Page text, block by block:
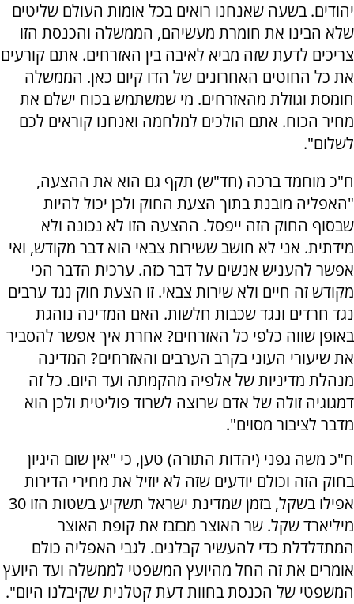
יהודים. בשעה שאנחנו רואים בכל אומות העולם שליטים
שלא הבינו את חומרת מעשיהם, הממשלה והכנסת הזו
צריכים לדעת שזה מביא לאיבה בין האזרחים. אתם קורעים
את כל החוטים האחרונים של הדו קיום כאן. הממשלה
חומסת וגוזלת מהאזרחים. מי שמשתמש בכוח ישלם את
מחיר הכוח. אתם הולכים למלחמה ואנחנו קוראים לכם
לשלום".
ח"כ מוחמד ברכה (חד"ש) תקף גם הוא את ההצעה,
"האפליה מובנת בתוך הצעת החוק ולכן יכול להיות
שבסוף החוק הזה ייפסל. ההצעה הזו לא נכונה ולא
מידתית. אני לא חושב ששירות צבאי הוא דבר מקודש, ואי
אפשר להעניש אנשים על דבר כזה. ערכית הדבר הכי
מקודש זה חיים ולא שירות צבאי. זו הצעת חוק נגד ערבים
נגד חרדים ונגד שכבות חלשות. האם המדינה נוהגת
באופן שווה כלפי כל האזרחים? אחרת איך אפשר להסביר
את שיעורי העוני בקרב הערבים והאזרחים? המדינה
מנהלת מדיניות של אלפיה מהקמתה ועד היום. כל זה
דמגוגיה זולה של אדם שרוצה לשרוד פוליטית ולכן הוא
מדבר לציבור מסוים".
ח"כ משה גפני (יהדות התורה) טען, כי "אין שום היגיון
בחוק הזה וכולם יודעים שזה לא יוזיל את מחירי הדירות
אפילו בשקל, בזמן שמדינת ישראל תשקיע בשטות הזו 30
מיליארד שקל. שר האוצר מבזבז את קופת האוצר
המתדלדלת כדי להעשיר קבלנים. לגבי האפליה כולם
אומרים את זה החל מהיועץ המשפטי לממשלה ועד היועץ
המשפטי של הכנסת בחוות דעת קטלנית שקיבלנו היום".